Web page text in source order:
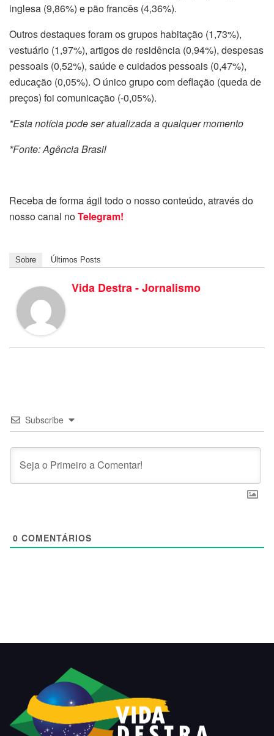
inglesa (9,86%) e pão francês (4,36%).
Outros destaques foram os grupos habitação (1,73%),
vestuário (1,97%), artigos de residência (0,94%), despesas
pessoais (0,52%), saúde e cuidados pessoais (0,47%),
educação (0,05%). O único grupo com deflação (queda de
preços) foi comunicação (-0,05%).
*Esta notícia pode ser atualizada a qualquer momento
*Fonte: Agência Brasil
Receba de forma ágil todo o nosso conteúdo, através do
nosso canal noTelegram!
Sobre Últimos Posts
Vida Destra - Jornalismo
Subscribe
0 COMENTÁRIOS